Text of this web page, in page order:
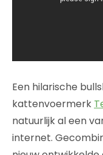
Een hilarische
kattenvoermerk
natuurlijk al een
internet.